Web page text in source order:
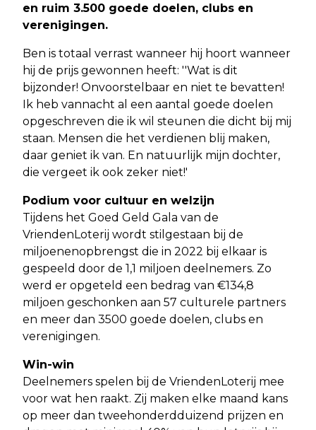
en ruim 3.500 goede doelen, clubs en
verenigingen.
Ben is totaal verrast wanneer hij hoort wanneer
hij de prijs gewonnen heeft: ''Wat is dit
bijzonder! Onvoorstelbaar en niet te bevatten!
Ik heb vannacht al een aantal goede doelen
opgeschreven die ik wil steunen die dicht bij mij
staan. Mensen die het verdienen blij maken,
daar geniet ik van. En natuurlijk mijn dochter,
die vergeet ik ook zeker niet!'
Podium voor cultuur en welzijn
Tijdens het Goed Geld Gala van de
VriendenLoterij wordt stilgestaan bij de
miljoenenopbrengst die in 2022 bij elkaar is
gespeeld door de 1,1 miljoen deelnemers. Zo
werd er opgeteld een bedrag van €134,8
miljoen geschonken aan 57 culturele partners
en meer dan 3500 goede doelen, clubs en
verenigingen.
Win-win
Deelnemers spelen bij de VriendenLoterij mee
voor wat hen raakt. Zij maken elke maand kans
op meer dan tweehonderdduizend prijzen en